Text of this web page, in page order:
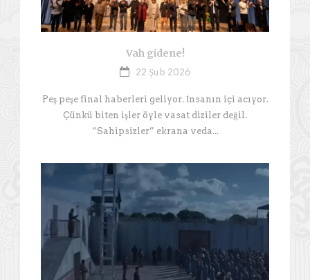
Vah gidene!
22 Şub 2026
Peş peşe final haberleri geliyor. İnsanın içi acıyor.
Çünkü biten işler öyle vasat diziler değil.
“Sahipsizler” ekrana veda...